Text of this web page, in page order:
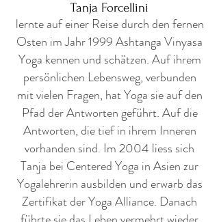
Tanja Forcellini
lernte auf einer Reise durch den fernen
Osten im Jahr 1999 Ashtanga Vinyasa
Yoga kennen und schätzen. Auf ihrem
persönlichen Lebensweg, verbunden
mit vielen Fragen, hat Yoga sie auf den
Pfad der Antworten geführt. Auf die
Antworten, die tief in ihrem Inneren
vorhanden sind. Im 2004 liess sich
Tanja bei Centered Yoga in Asien zur
Yogalehrerin ausbilden und erwarb das
Zertifikat der Yoga Alliance. Danach